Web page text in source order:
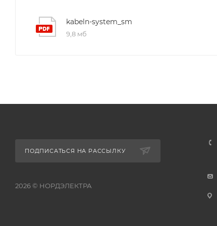
kabeln-system_sm
9,8 мб
ПОДПИСАТЬСЯ НА РАССЫЛКУ
2026 © НОРДЭЛЕКТРА